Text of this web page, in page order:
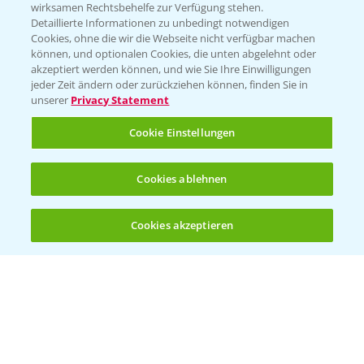
(noch 4)
T.+49 (0)174 346 564 1
KONTAKT
Hilfe in Notfällen
T.+49 (0)214/30-20220
Folgen Sie uns
wirksamen Rechtsbehelfe zur Verfügung stehen.
Detaillierte Informationen zu unbedingt notwendigen
Cookies, ohne die wir die Webseite nicht verfügbar machen
können, und optionalen Cookies, die unten abgelehnt oder
akzeptiert werden können, und wie Sie Ihre Einwilligungen
jeder Zeit ändern oder zurückziehen können, finden Sie in
unserer Privacy Statement
Cookie Einstellungen
Cookies ablehnen
Cookies akzeptieren